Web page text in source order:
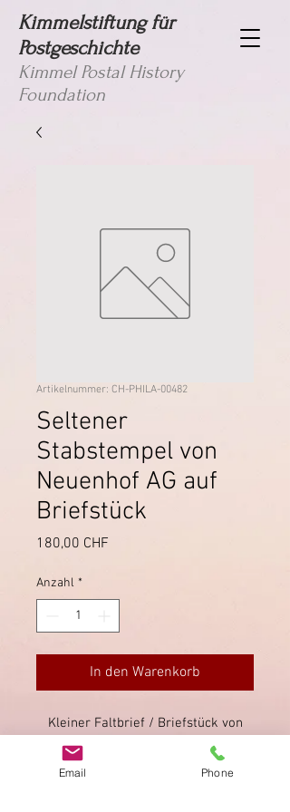
Kimmelstiftung für
Postgeschichte
Kimmel Postal History
Foundation
Artikelnummer: CH-PHILA-00482
Seltener
Stabstempel von
Neuenhof AG auf
Briefstück
180,00 CHF
Anzahl *
In den Warenkorb
Kleiner Faltbrief / Briefstück von
1867 von Neuenhof, mit
Direktentwertung der Sitzenden
Email Phone